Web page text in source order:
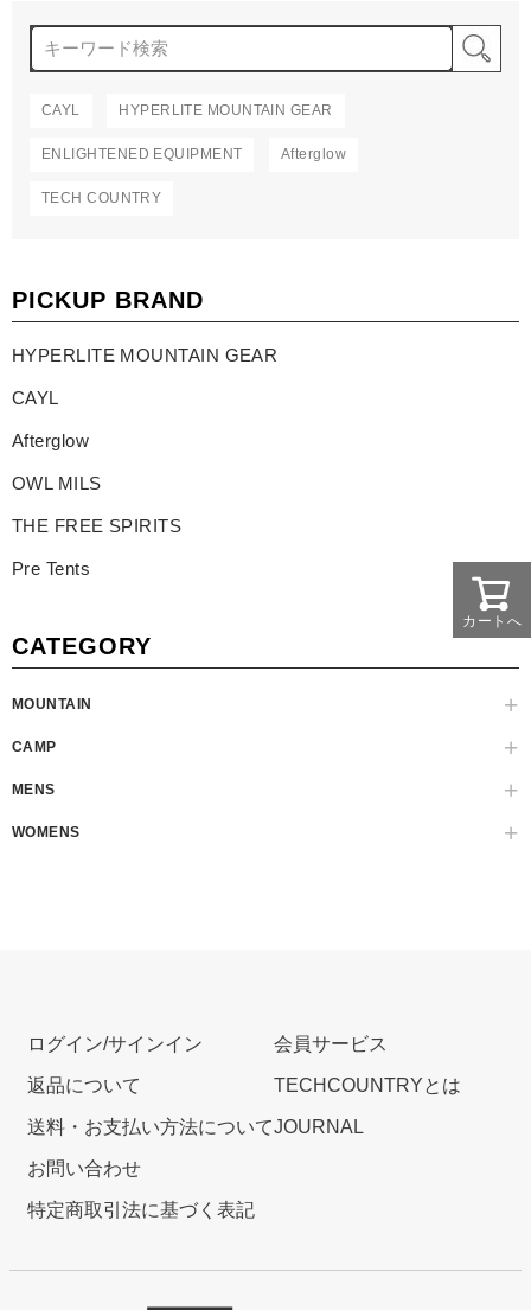
CAYL HYPERLITE MOUNTAIN GEAR
ENLIGHTENED EQUIPMENT Afterglow
TECH COUNTRY
PICKUP BRAND
HYPERLITE MOUNTAIN GEAR
CAYL
Afterglow
OWL MILS
THE FREE SPIRITS
Pre Tents
CATEGORY
MOUNTAIN
CAMP
MENS
WOMENS
カートへ
ログイン/サインイン
返品について
送料・お支払い方法について
お問い合わせ
特定商取引法に基づく表記
会員サービス
TECHCOUNTRYとは
JOURNAL